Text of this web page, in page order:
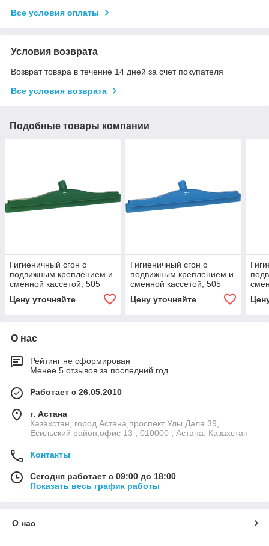
Все условия оплаты
Условия возврата
Возврат товара в течение 14 дней за счет покупателя
Все условия возврата
Подобные товары компании
Гигиеничный сгон с
подвижным креплением и
сменной кассетой, 505
Цену уточняйте
Гигиеничный сгон с
подвижным креплением и
сменной кассетой, 505
Цену уточняйте
О нас
Рейтинг не сформирован
Менее 5 отзывов за последний год
Работает с 26.05.2010
г. Астана
Казахстан, город Астана,проспект Улы Дала 39,
Есильский район,офис 13 , 010000 , Астана, Казахстан
Контакты
Сегодня работает с 09:00 до 18:00
Показать весь график работы
О нас